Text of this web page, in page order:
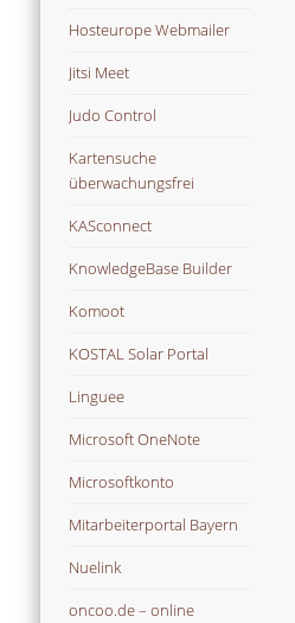
Hosteurope Webmailer
Jitsi Meet
Judo Control
Kartensuche
überwachungsfrei
KASconnect
KnowledgeBase Builder
Komoot
KOSTAL Solar Portal
Linguee
Microsoft OneNote
Microsoftkonto
Mitarbeiterportal Bayern
Nuelink
oncoo.de – online